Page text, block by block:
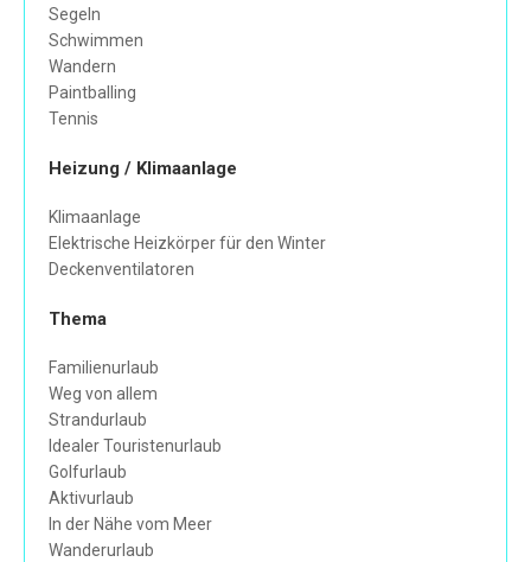
Segeln
Schwimmen
Wandern
Paintballing
Tennis
Heizung / Klimaanlage
Klimaanlage
Elektrische Heizkörper für den Winter
Deckenventilatoren
Thema
Familienurlaub
Weg von allem
Strandurlaub
Idealer Touristenurlaub
Golfurlaub
Aktivurlaub
In der Nähe vom Meer
Wanderurlaub